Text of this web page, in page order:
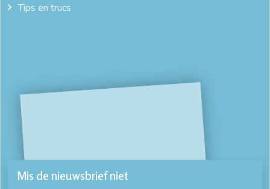
Tips en trucs
Mis de nieuwsbrief niet